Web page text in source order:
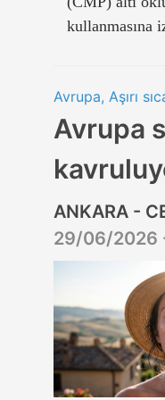
kullanmasına
Avrupa, Aşırı
Avrupa
ANKARA -
29/06/2026